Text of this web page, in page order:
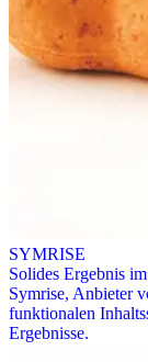
SYMRISE
Solides Ergebnis
Symrise, Anbieter
funktionalen
Ergebnisse.